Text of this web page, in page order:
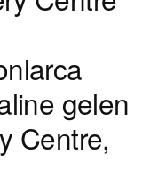
gelen
Centre,